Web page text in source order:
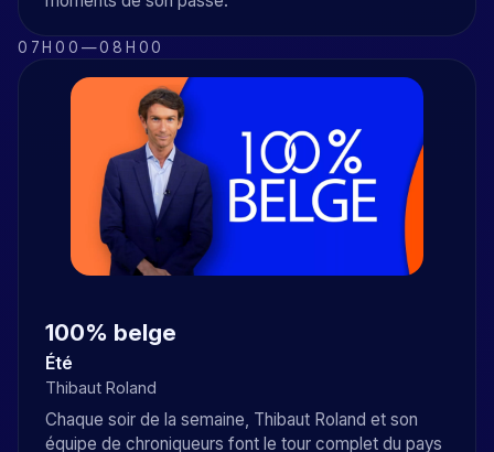
07H00 —08H00
100% belge
Été
Thibaut Roland
Chaque soir de la semaine, Thibaut Roland et son
équipe de chroniqueurs font le tour complet du pays